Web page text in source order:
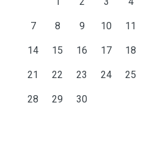
7 8 9 10 11
14 15 16 17 18
21 22 23 24 25
28 29 30